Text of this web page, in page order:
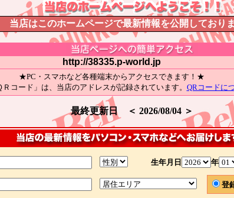
当店はこのホームページで最新情報を公開しておりま
http://38335.p-world.jp
★PC・スマホなど各種端末からアクセスできます！★
Ｒコード」は、当店のアドレスが記録されています。 QRコードに
最終更新日 ＜ 2026/08/04 ＞
生年月日 年
登